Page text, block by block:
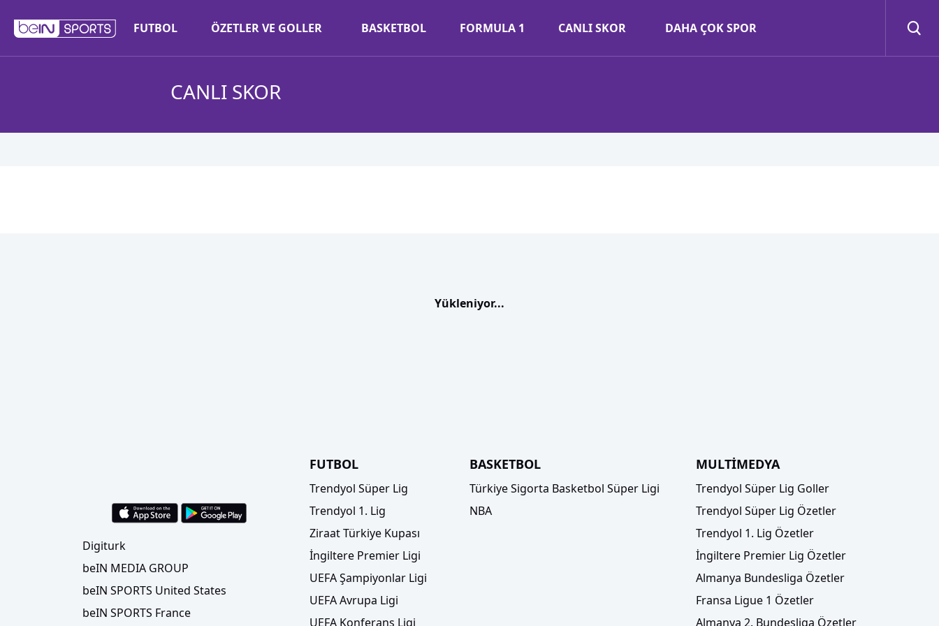
FUTBOL ÖZETLER VE GOLLER BASKETBOL FORMULA 1 CANLI SKOR DAHA ÇOK SPOR
CANLI SKOR
Yükleniyor...
Digiturk
beIN MEDIA GROUP
beIN SPORTS United States
beIN SPORTS France
FUTBOL
Trendyol Süper Lig
Trendyol 1. Lig
Ziraat Türkiye Kupası
İngiltere Premier Ligi
UEFA Şampiyonlar Ligi
UEFA Avrupa Ligi
UEFA Konferans Ligi
BASKETBOL
Türkiye Sigorta Basketbol Süper Ligi
NBA
MULTİMEDYA
Trendyol Süper Lig Goller
Trendyol Süper Lig Özetler
Trendyol 1. Lig Özetler
İngiltere Premier Lig Özetler
Almanya Bundesliga Özetler
Fransa Ligue 1 Özetler
Almanya 2. Bundesliga Özetler